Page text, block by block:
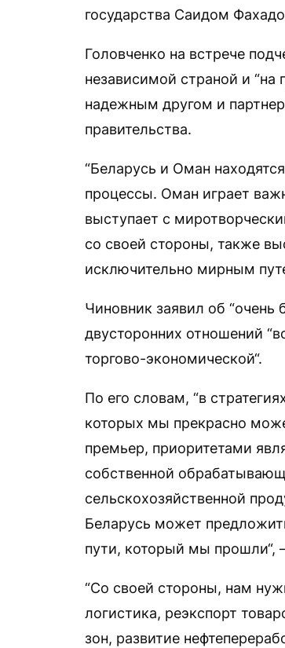
государства Саидом
Головченко на встрече
независимой страной и “на
надежным другом и
правительства.
“Беларусь и Оман
процессы. Оман играет
выступает с
со своей стороны, также
исключительно мирным
Чиновник заявил об “очень
двусторонних отношений
торгово-экономической“.
По его словам, “в
которых мы прекрасно
премьер, приоритетами
собственной
сельскохозяйственной
Беларусь может
пути, который мы прошли“,
“Со своей стороны, нам
логистика, реэкспорт
зон, развитие